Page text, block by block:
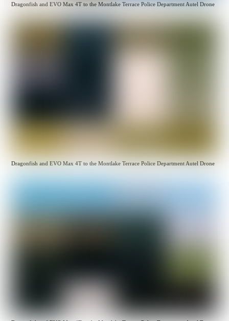
Dragonfish and EVO Max 4T to the Montlake Terrace Police Department Autel Drone
Dragonfish and EVO Max 4T to the Montlake Terrace Police Department Autel Drone